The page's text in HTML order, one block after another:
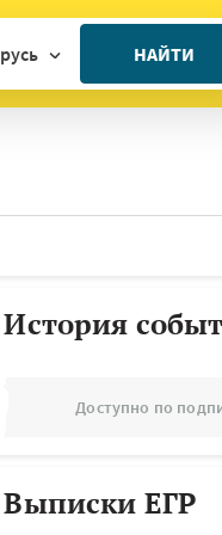
НАЙТИ
История
Доступно по
Выписки ЕГР